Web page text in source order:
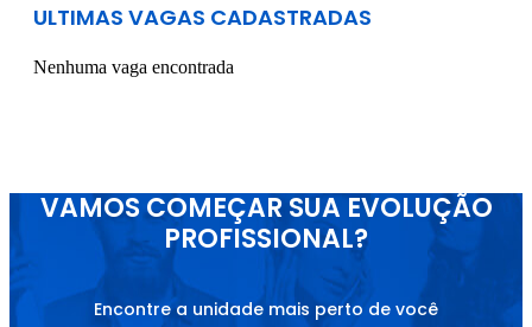
ULTIMAS VAGAS CADASTRADAS
Nenhuma vaga encontrada
VAMOS COMEÇAR SUA EVOLUÇÃO
PROFISSIONAL?
Encontre a unidade mais perto de você